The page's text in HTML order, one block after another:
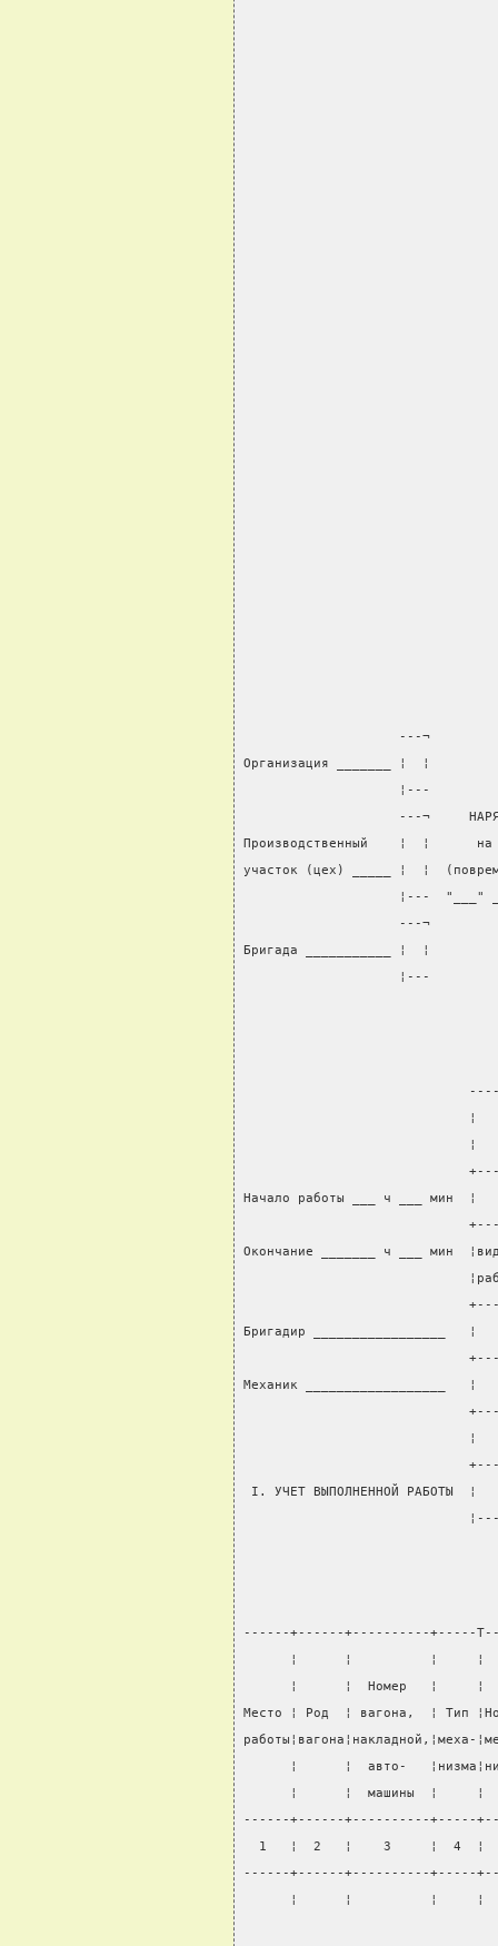
                    ---¬
Организация _______ ¦  ¦
                    ¦---
---¬
Производственный    ¦  ¦      на
участок (цех) _____ ¦  ¦
¦---  "___"
---¬
Бригада ___________ ¦  ¦
¦---
¦
¦
Начало работы ___ ч ___
Окончание _______ ч ___ мин
Бригадир
Механик
¦
I. УЧЕТ ВЫПОЛНЕННОЙ
------+------+----------+-----
¦      ¦          ¦     ¦
¦      ¦  Номер   ¦     ¦
Место ¦ Род  ¦ вагона,  ¦ Тип
¦      ¦  авто-
¦      ¦  машины  ¦     ¦
------+------+----------+-----
1   ¦  2   ¦    3     ¦  4  ¦
------+------+----------+-----
¦      ¦          ¦     ¦